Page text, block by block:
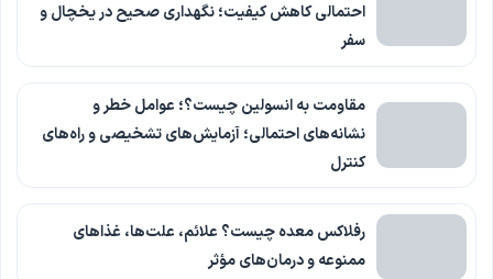
احتمالی کاهش کیفیت؛ نگهداری صحیح در یخچال و
سفر
مقاومت به انسولین چیست؟؛ عوامل خطر و
نشانه‌های احتمالی؛ آزمایش‌های تشخیصی و راه‌های
کنترل
رفلاکس معده چیست؟ علائم، علت‌ها، غذاهای
ممنوعه و درمان‌های مؤثر